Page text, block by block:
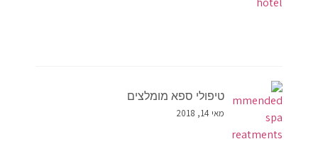
טיפולי ספא מומלצים
מאי 14, 2018